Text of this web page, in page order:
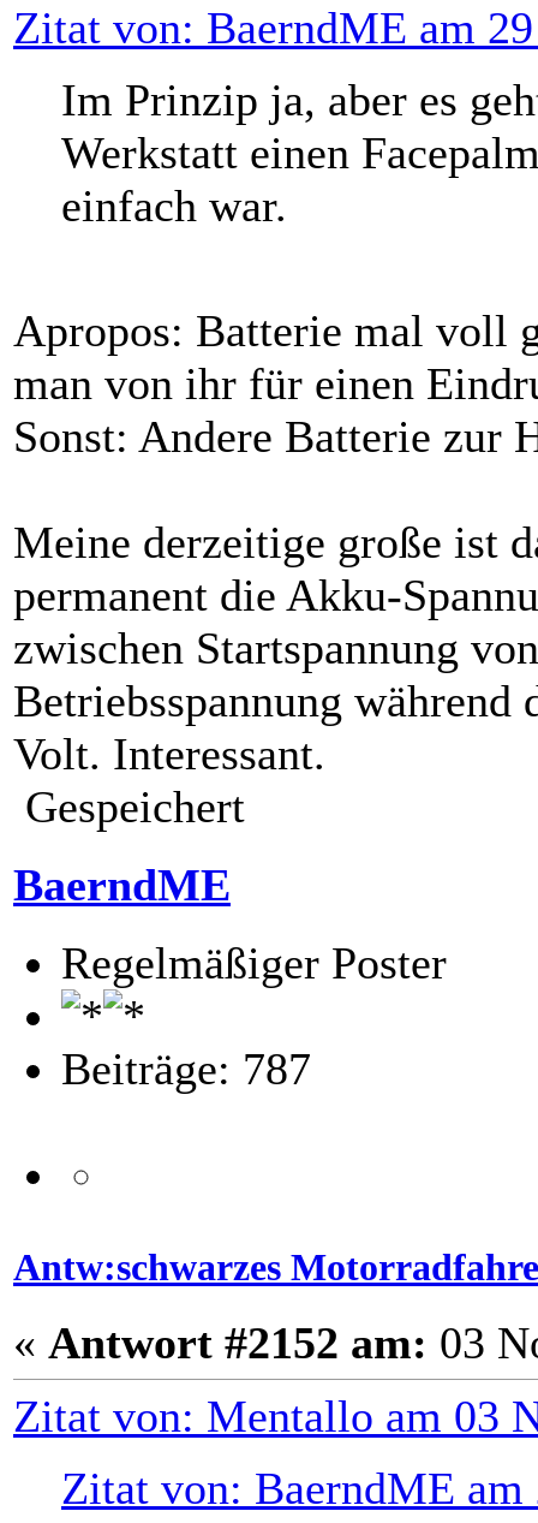
Zitat von: BaerndME am
Im Prinzip ja, aber es
Werkstatt einen
einfach war.
Apropos: Batterie mal voll
man von ihr für einen
Sonst: Andere Batterie zur
Meine derzeitige große ist
permanent die Akku-
zwischen Startspannung
Betriebsspannung
Volt. Interessant.
Gespeichert
BaerndME
Regelmäßiger Poster
Beiträge: 787
Antw:schwarzes
« Antwort #2152 am: 03
Zitat von: Mentallo am 03
Zitat von: BaerndME